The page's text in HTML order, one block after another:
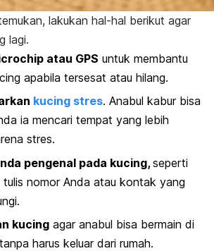
lakukan hal-hal berikut agar
lagi.
atau GPS untuk membantu
apabila tersesat atau hilang.
kucing stres. Anabul kabur bisa
ia mencari tempat yang lebih
stres.
pengenal pada kucing, seperti
tulis nomor Anda atau kontak yang
kucing agar anabul bisa bermain di
harus keluar dari rumah.